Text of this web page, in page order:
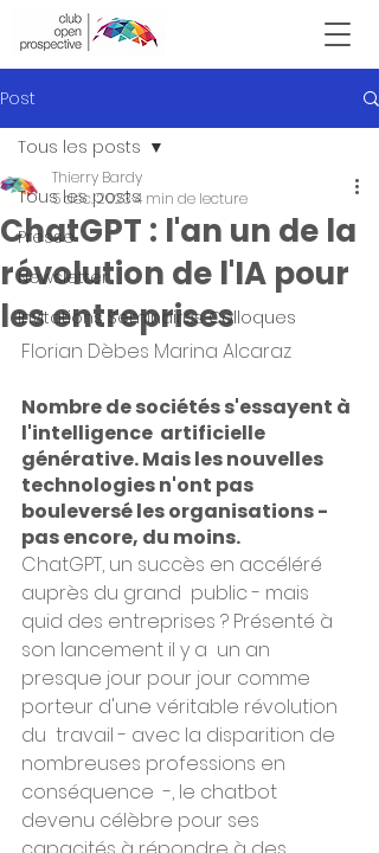
Victor Hugo
Post
Tous les posts
Presse
Newsletter
Invitations Seminaires Colloques
Tous les posts
ChatGPT : l'an un de la
révolution de l'IA pour
les entreprises
Thierry Bardy
5 déc. 20234 min de lecture
Florian Dèbes Marina Alcaraz
Nombre de sociétés s'essayent à
l'intelligence  artificielle
générative. Mais les nouvelles
technologies n'ont pas
bouleversé les organisations -
pas encore, du moins.
ChatGPT, un succès en accéléré
auprès du grand  public - mais
quid des entreprises ? Présenté à
son lancement il y a  un an
presque jour pour jour comme
porteur d'une véritable révolution
du  travail - avec la disparition de
nombreuses professions en
conséquence  -, le chatbot
devenu célèbre pour ses